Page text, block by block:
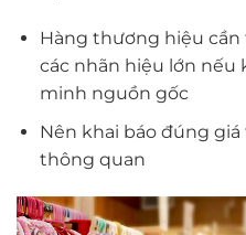
Hàng thương hiệu cần
các nhãn hiệu lớn nếu
minh nguồn gốc
Nên khai báo đúng
thông quan